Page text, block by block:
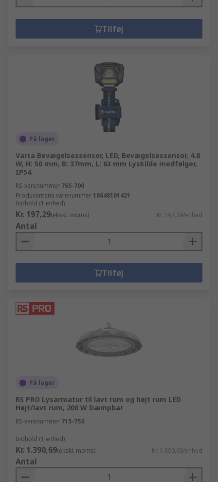
Tilføj
På lager
Varta Bevægelsessensor, LED, Bevægelsessensor, 4.8
W, H: 50 mm, B: 37mm, L: 63 mm Lyskilde medfølger,
IP54
RS-varenummer 765-700
Producentens varenummer 18648101421
Indhold (1 enhed)
Kr. 197,29(ekskl. moms) Kr. 197,29/enhed
Antal
Tilføj
På lager
RS PRO Lysarmatur til lavt rum og højt rum LED
Højt/lavt rum, 200 W Dæmpbar
RS-varenummer 715-753
Indhold (1 enhed)
Kr. 1.390,69(ekskl. moms) Kr. 1.390,69/enhed
Antal